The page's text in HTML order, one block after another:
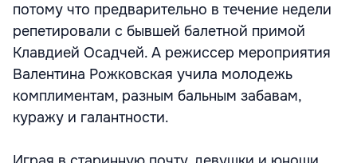
потому что предварительно в течение недели
репетировали с бывшей балетной примой
Клавдией Осадчей. А режиссер мероприятия
Валентина Рожковская учила молодежь
комплиментам, разным бальным забавам,
куражу и галантности.